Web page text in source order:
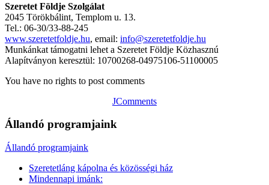
Szeretet Földje Szolgálat
2045 Törökbálint, Templom u. 13.
Tel.: 06-30/33-88-245
www.szeretetfoldje.hu, email: info@szeretetfoldje.hu
Munkánkat támogatni lehet a Szeretet Földje Közhasznú
Alapítványon keresztül: 10700268-04975106-51100005
You have no rights to post comments
JComments
Állandó programjaink
Állandó programjaink
Szeretetláng kápolna és közösségi ház
Mindennapi imánk: